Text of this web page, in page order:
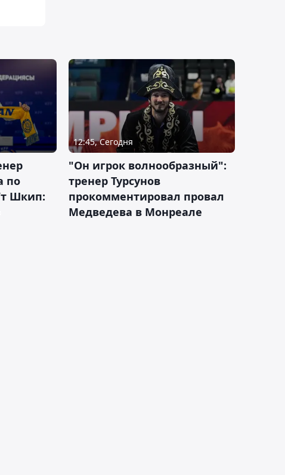
по
Шкип:
12:45, Сегодня
"Он игрок волнообразный":
тренер Турсунов
прокомментировал провал
Медведева в Монреале